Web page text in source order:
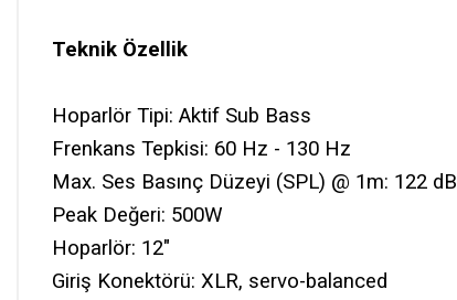
Teknik Özellik
Hoparlör Tipi: Aktif Sub Bass
Frenkans Tepkisi: 60 Hz - 130 Hz
Max. Ses Basınç Düzeyi (SPL) @ 1m: 122 dB
Peak Değeri: 500W
Hoparlör: 12"
Giriş Konektörü: XLR, servo-balanced